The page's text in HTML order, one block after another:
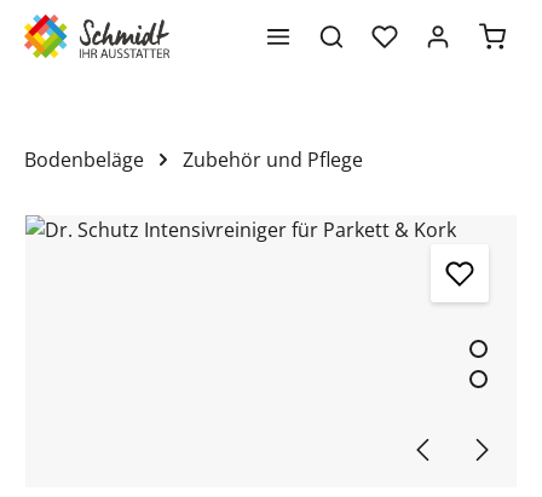
springen
Bodenbeläge Zubehör und Pflege
Bildergalerie überspringen